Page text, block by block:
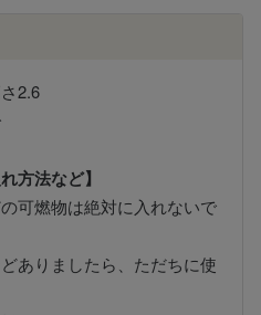
2.6
方法など】
可燃物は絶対に入れないで
ありましたら、ただちに使